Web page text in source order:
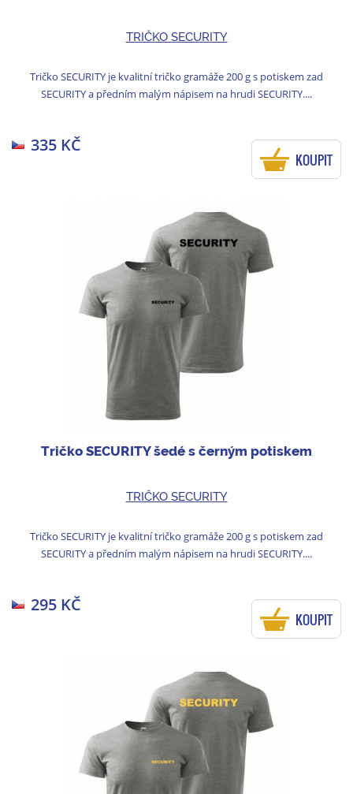
TRIČKO SECURITY
Tričko SECURITY je kvalitní tričko gramáže 200 g s potiskem zad
SECURITY a předním malým nápisem na hrudi SECURITY....
335 KČ
KOUPIT
Tričko SECURITY šedé s černým potiskem
TRIČKO SECURITY
Tričko SECURITY je kvalitní tričko gramáže 200 g s potiskem zad
SECURITY a předním malým nápisem na hrudi SECURITY....
295 KČ
KOUPIT